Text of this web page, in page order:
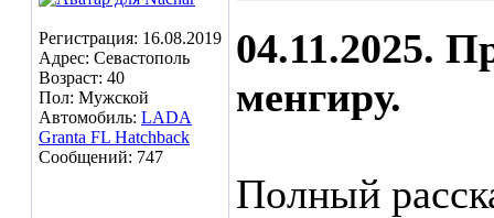
Регистрация: 16.08.2019
Адрес: Севастополь
Возраст: 40
Пол: Мужской
Автомобиль: LADA
Granta FL Hatchback
Сообщений: 747
04.11.2025.
менгиру.
Полный